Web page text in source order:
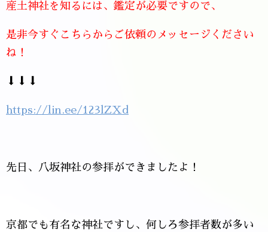
産土神社を知るには、鑑定が必要ですので、
是非今すぐこちらからご依頼のメッセージください
ね！
⬇⬇⬇
https://lin.ee/123lZXd
先日、八坂神社の参拝ができましたよ！
京都でも有名な神社ですし、何しろ参拝者数が多い